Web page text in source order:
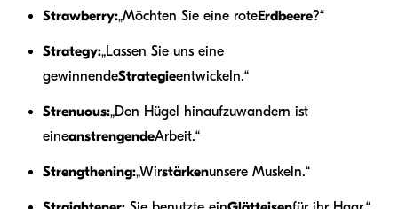
Strawberry:„Möchten Sie eine roteErdbeere?“
Strategy:„Lassen Sie uns eine
gewinnendeStrategieentwickeln.“
Strenuous:„Den Hügel hinaufzuwandern ist
eineanstrengendeArbeit.“
Strengthening:„Wirstärkenunsere Muskeln.“